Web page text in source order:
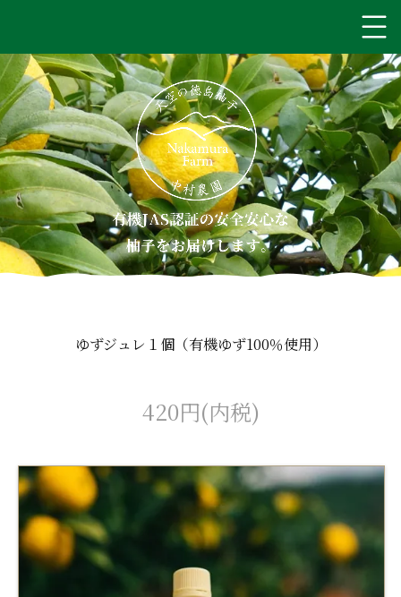
ゆずジュレ１個（有機ゆず100％使用）
420円(内税)